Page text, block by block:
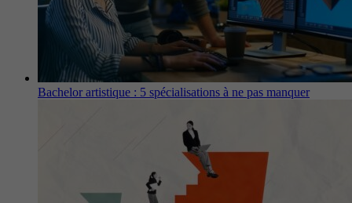
Bachelor artistique : 5 spécialisations à ne pas manquer